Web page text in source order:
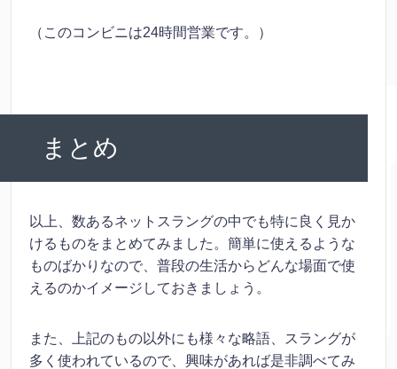
（このコンビニは24時間営業です。）
まとめ
以上、数あるネットスラングの中でも特に良く見か
けるものをまとめてみました。簡単に使えるような
ものばかりなので、普段の生活からどんな場面で使
えるのかイメージしておきましょう。
また、上記のもの以外にも様々な略語、スラングが
多く使われているので、興味があれば是非調べてみ